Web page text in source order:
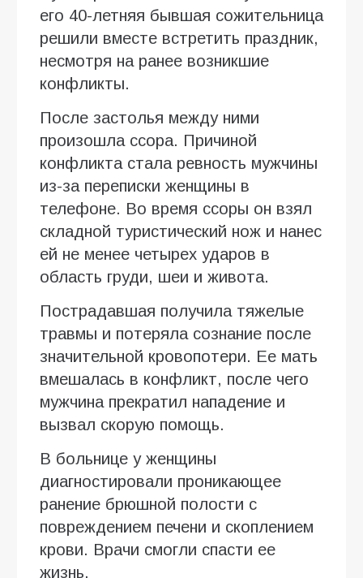
его 40-летняя бывшая сожительница
решили вместе встретить праздник,
несмотря на ранее возникшие
конфликты.
После застолья между ними
произошла ссора. Причиной
конфликта стала ревность мужчины
из-за переписки женщины в
телефоне. Во время ссоры он взял
складной туристический нож и нанес
ей не менее четырех ударов в
область груди, шеи и живота.
Пострадавшая получила тяжелые
травмы и потеряла сознание после
значительной кровопотери. Ее мать
вмешалась в конфликт, после чего
мужчина прекратил нападение и
вызвал скорую помощь.
В больнице у женщины
диагностировали проникающее
ранение брюшной полости с
повреждением печени и скоплением
крови. Врачи смогли спасти ее
жизнь.